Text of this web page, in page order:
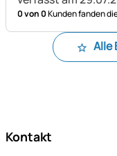
0 von 0Kunden fanden
Alle
Kontakt